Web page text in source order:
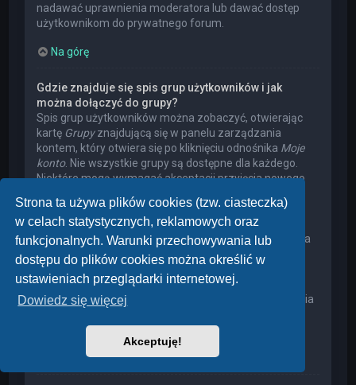
Strona ta używa plików cookies (tzw. ciasteczka)
w celach statystycznych, reklamowych oraz
funkcjonalnych. Warunki przechowywania lub
dostępu do plików cookies można określić w
ustawieniach przeglądarki internetowej.
Dowiedz się więcej
Akceptuję!
nadawać uprawnienia moderatora lub dawać dostęp
użytkownikom do prywatnego forum.
Na górę
Gdzie znajduje się spis grup użytkowników i jak
można dołączyć do grupy?
Spis grup użytkowników można zobaczyć, otwierając
kartę Grupyznajdującą się w panelu zarządzania
kontem, który otwiera się po kliknięciu odnośnika Moje
konto. Nie wszystkie grupy są dostępne dla każdego.
Niektóre mogą wymagać akceptacji przyjęcia nowego
mogą mieć ukrytych członków. Użytkownik może
poprosić o przyjęcie do danej grupy, naciskając
odpowiedni przycisk. Prośba o przyjęcie do grupy, która
wymaga akceptacji przyjęcia nowego członka, musi
zostać zaakceptowana przez lidera grupy. Może on
poprosić użytkownika o podanie wyjaśnień, dlaczego
chce on dołączyć do tej grupy. W przypadku otrzymania
pytaniami – widocznie miał on swoje powody.
Na górę